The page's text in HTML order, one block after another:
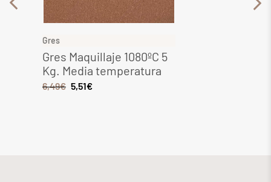
Gres
Gres Maquillaje 1080ºC 5
Kg. Media temperatura
6,49€ 5,51€